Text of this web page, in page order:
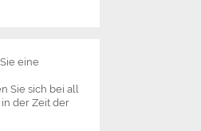
eine
Sie sich bei all
der Zeit der